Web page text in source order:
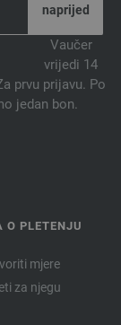
Vaučer
vrijedi 14
prvu prijavu. Po
jedan bon.
O PLETENJU
mjere
za njegu